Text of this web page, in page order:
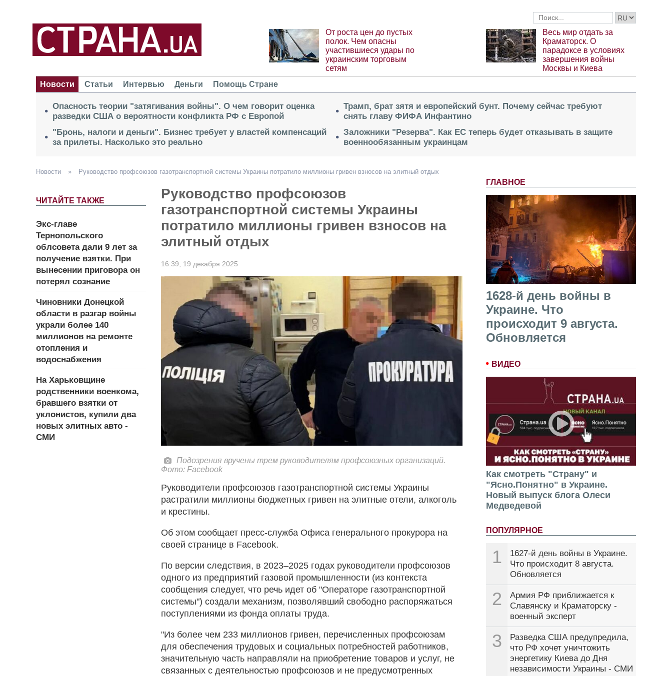
От роста цен до пустых
полок. Чем опасны
участившиеся удары по
украинским торговым
сетям
Весь мир отдать за
Краматорск. О
парадоксе в условиях
завершения войны
Москвы и Киева
Новости
Статьи Интервью Деньги Помощь Стране
Опасность теории "затягивания войны". О чем говорит оценка
разведки США о вероятности конфликта РФ с Европой
"Бронь, налоги и деньги". Бизнес требует у властей компенсаций
за прилеты. Насколько это реально
Трамп, брат зятя и европейский бунт. Почему сейчас требуют
снять главу ФИФА Инфантино
Заложники "Резерва". Как ЕС теперь будет отказывать в защите
военнообязанным украинцам
ГЛАВНОЕ
1628-й день войны в
Украине. Что
происходит 9 августа.
Обновляется
ВИДЕО
Как смотреть "Страну" и
"Ясно.Понятно" в Украине.
Новый выпуск блога Олеси
Медведевой
ПОПУЛЯРНОЕ
1
1627-й день войны в Украине.
Что происходит 8 августа.
Обновляется
2
Армия РФ приближается к
Славянску и Краматорску -
военный эксперт
3
Разведка США предупредила,
что РФ хочет уничтожить
энергетику Киева до Дня
независимости Украины - СМИ
Новости » Руководство профсоюзов газотранспортной системы Украины потратило миллионы гривен взносов на элитный отдых
ЧИТАЙТЕ ТАКЖЕ
Экс-главе
Тернопольского
облсовета дали 9 лет за
получение взятки. При
вынесении приговора он
потерял сознание
Чиновники Донецкой
области в разгар войны
украли более 140
миллионов на ремонте
отопления и
водоснабжения
На Харьковщине
родственники военкома,
бравшего взятки от
уклонистов, купили два
новых элитных авто -
СМИ
Руководство профсоюзов
газотранспортной системы Украины
потратило миллионы гривен взносов на
элитный отдых
16:39, 19 декабря 2025
Подозрения вручены трем руководителям профсоюзных организаций.
Фото: Facebook
Руководители профсоюзов газотранспортной системы Украины
растратили миллионы бюджетных гривен на элитные отели, алкоголь
и крестины.
Об этом сообщает пресс-служба Офиса генерального прокурора на
своей странице в Facebook.
По версии следствия, в 2023–2025 годах руководители профсоюзов
одного из предприятий газовой промышленности (из контекста
сообщения следует, что речь идет об "Операторе газотранспортной
системы") создали механизм, позволявший свободно распоряжаться
поступлениями из фонда оплаты труда.
"Из более чем 233 миллионов гривен, перечисленных профсоюзам
для обеспечения трудовых и социальных потребностей работников,
значительную часть направляли на приобретение товаров и услуг, не
связанных с деятельностью профсоюзов и не предусмотренных